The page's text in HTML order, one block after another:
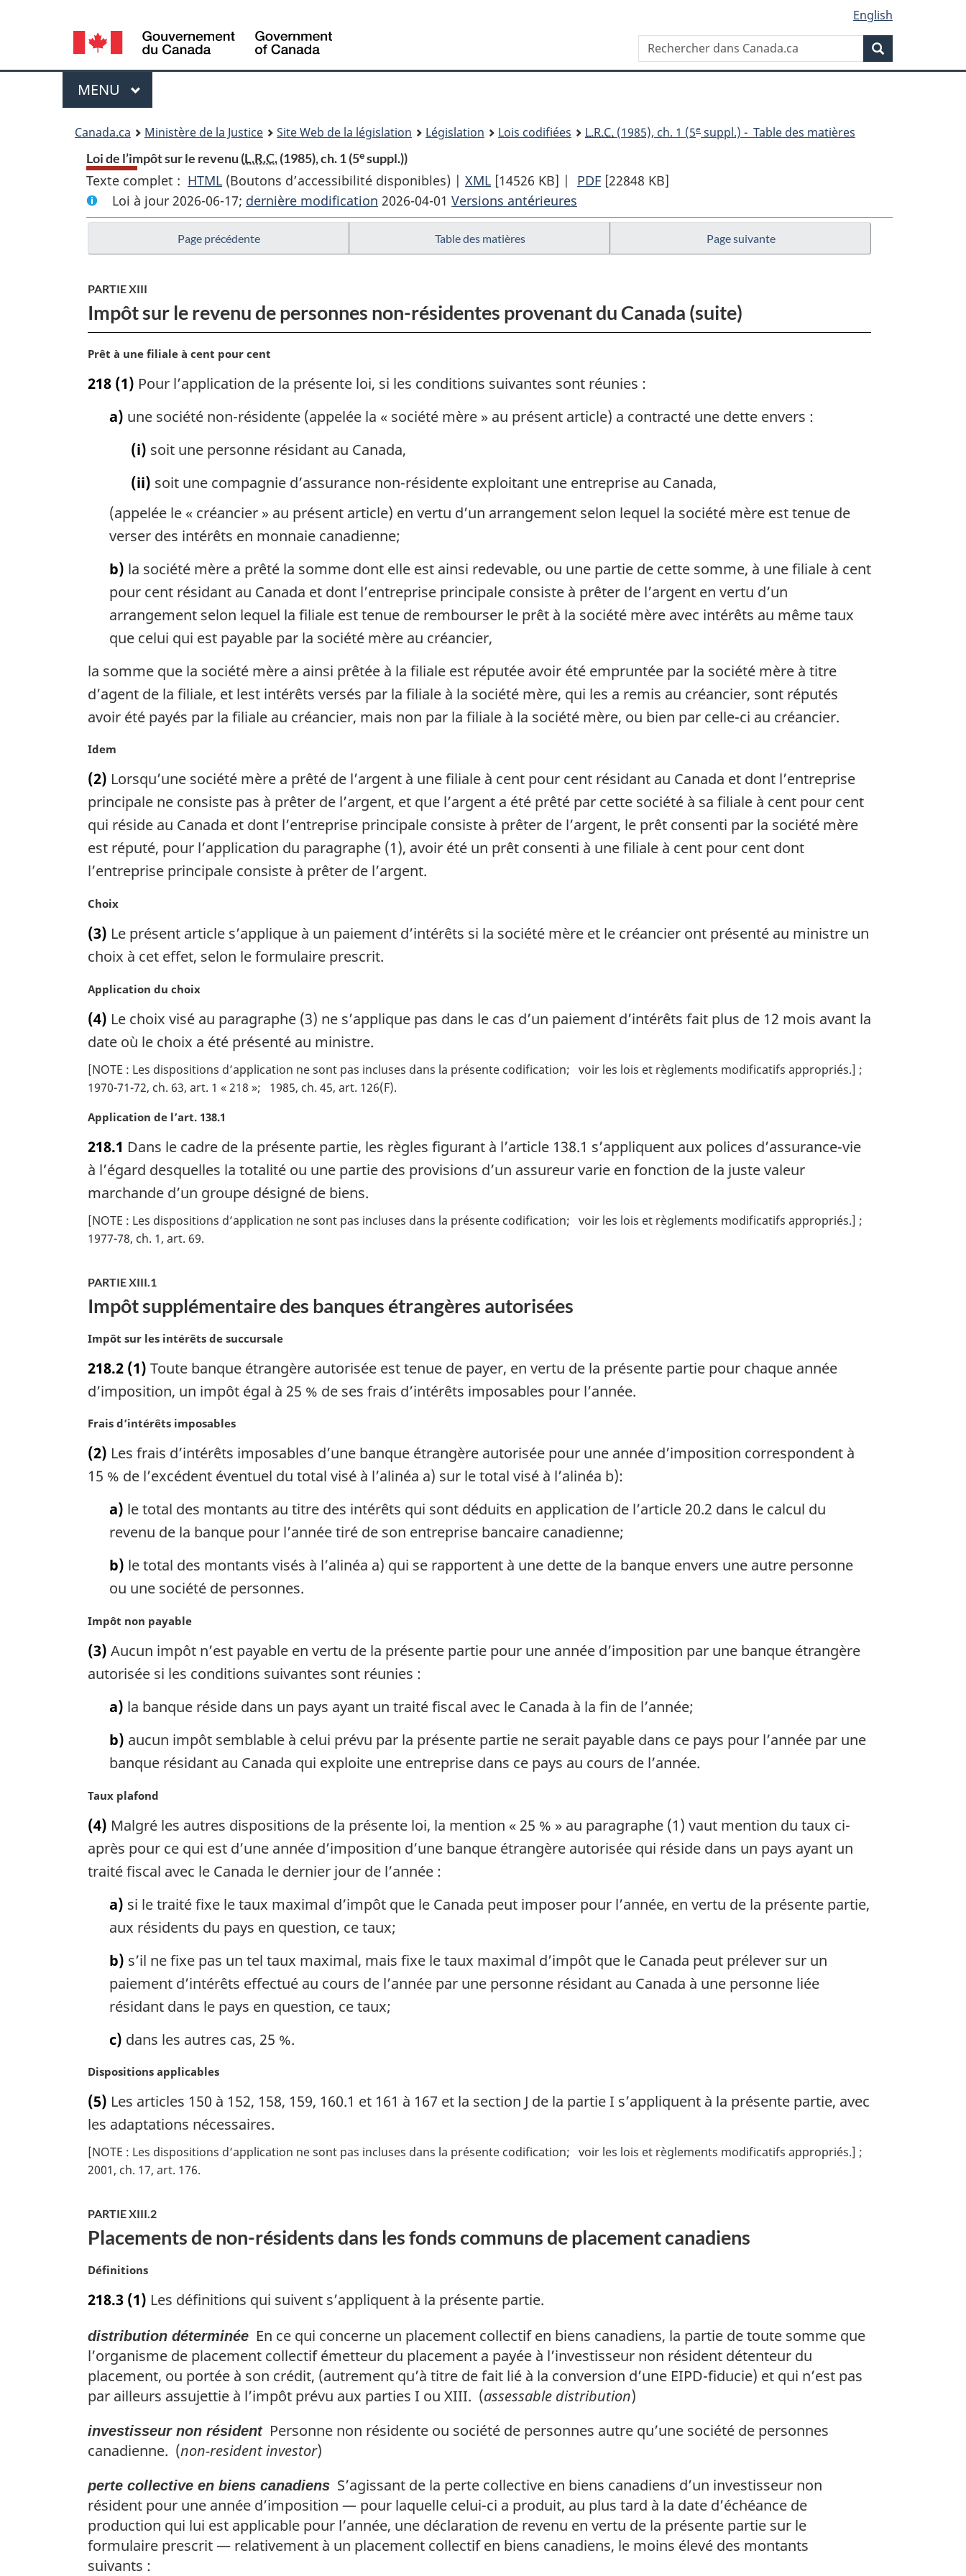
principal
À
site
version
Language
selection
English
Rechercher
dans
Canada.ca
Menu
MENU PRINCIPAL
Canada.ca Ministère de la Justice Site Web de la législation Législation Lois codifiées L.R.C. (1985), ch. 1 (5e suppl.) - Table des matières
Loi de l’impôt sur le revenu (L.R.C.(1985), ch. 1 (5esuppl.))
Texte complet : HTML Texte
complet
:
Loi
le
(Boutons d’accessibilité disponibles) | XML Texte
complet
:
Loi
le
[14526 KB] | PDF Texte
:
sur
le
[22848 KB]
Loi à jour 2026-06-17; dernière modification 2026-04-01 Versions antérieures
Page précédente Table des matières Page suivante
PARTIE XIII
Impôt sur le revenu de personnes non-résidentes provenant du Canada (suite)
N
t
Prêt à une filiale à cent pour cent
218 (1) Pour l’application de la présente loi, si les conditions suivantes sont réunies :
a) une société non-résidente (appelée la « société mère » au présent article) a contracté une dette envers :
(i) soit une personne résidant au Canada,
(ii) soit une compagnie d’assurance non-résidente exploitant une entreprise au Canada,
(appelée le « créancier » au présent article) en vertu d’un arrangement selon lequel la société mère est tenue de
verser des intérêts en monnaie canadienne;
b) la société mère a prêté la somme dont elle est ainsi redevable, ou une partie de cette somme, à une filiale à cent
pour cent résidant au Canada et dont l’entreprise principale consiste à prêter de l’argent en vertu d’un
arrangement selon lequel la filiale est tenue de rembourser le prêt à la société mère avec intérêts au même taux
que celui qui est payable par la société mère au créancier,
la somme que la société mère a ainsi prêtée à la filiale est réputée avoir été empruntée par la société mère à titre
d’agent de la filiale, et lest intérêts versés par la filiale à la société mère, qui les a remis au créancier, sont réputés
avoir été payés par la filiale au créancier, mais non par la filiale à la société mère, ou bien par celle-ci au créancier.
N
t
e
m
a
r
g
n
l
:
Idem
(2) Lorsqu’une société mère a prêté de l’argent à une filiale à cent pour cent résidant au Canada et dont l’entreprise
principale ne consiste pas à prêter de l’argent, et que l’argent a été prêté par cette société à sa filiale à cent pour cent
qui réside au Canada et dont l’entreprise principale consiste à prêter de l’argent, le prêt consenti par la société mère
est réputé, pour l’application du paragraphe (1), avoir été un prêt consenti à une filiale à cent pour cent dont
l’entreprise principale consiste à prêter de l’argent.
N
t
e
a
g
i
a
l
:
Choix
(3) Le présent article s’applique à un paiement d’intérêts si la société mère et le créancier ont présenté au ministre un
choix à cet effet, selon le formulaire prescrit.
N
t
e
a
r
i
a
l
e
Application du choix
(4) Le choix visé au paragraphe (3) ne s’applique pas dans le cas d’un paiement d’intérêts fait plus de 12 mois avant la
date où le choix a été présenté au ministre.
[NOTE : Les dispositions d’application ne sont pas incluses dans la présente codification
voir les lois et règlements modificatifs appropriés.]
1970-71-72, ch. 63, art. 1 « 218 »
1985, ch. 45, art. 126(F)
N
t
e
a
r
g
a
l
e
:
Application de l’art. 138.1
218.1 Dans le cadre de la présente partie, les règles figurant à l’article 138.1 s’appliquent aux polices d’assurance-vie
à l’égard desquelles la totalité ou une partie des provisions d’un assureur varie en fonction de la juste valeur
marchande d’un groupe désigné de biens.
[NOTE : Les dispositions d’application ne sont pas incluses dans la présente codification
voir les lois et règlements modificatifs appropriés.]
1977-78, ch. 1, art. 69
PARTIE XIII.1
Impôt supplémentaire des banques étrangères autorisées
N
t
e
a
g
i
Impôt sur les intérêts de succursale
218.2 (1) Toute banque étrangère autorisée est tenue de payer, en vertu de la présente partie pour chaque année
d’imposition, un impôt égal à 25 % de ses frais d’intérêts imposables pour l’année.
N
t
e
e
Frais d’intérêts imposables
(2) Les frais d’intérêts imposables d’une banque étrangère autorisée pour une année d’imposition correspondent à
15 % de l’excédent éventuel du total visé à l’alinéa a) sur le total visé à l’alinéa b):
a) le total des montants au titre des intérêts qui sont déduits en application de l’article 20.2 dans le calcul du
revenu de la banque pour l’année tiré de son entreprise bancaire canadienne;
b) le total des montants visés à l’alinéa a) qui se rapportent à une dette de la banque envers une autre personne
ou une société de personnes.
N
t
e
l
e
:
Impôt non payable
(3) Aucun impôt n’est payable en vertu de la présente partie pour une année d’imposition par une banque étrangère
autorisée si les conditions suivantes sont réunies :
a) la banque réside dans un pays ayant un traité fiscal avec le Canada à la fin de l’année;
b) aucun impôt semblable à celui prévu par la présente partie ne serait payable dans ce pays pour l’année par une
banque résidant au Canada qui exploite une entreprise dans ce pays au cours de l’année.
N
t
e
m
a
Taux plafond
(4) Malgré les autres dispositions de la présente loi, la mention « 25 % » au paragraphe (1) vaut mention du taux ci-
après pour ce qui est d’une année d’imposition d’une banque étrangère autorisée qui réside dans un pays ayant un
traité fiscal avec le Canada le dernier jour de l’année :
a) si le traité fixe le taux maximal d’impôt que le Canada peut imposer pour l’année, en vertu de la présente partie,
aux résidents du pays en question, ce taux;
b) s’il ne fixe pas un tel taux maximal, mais fixe le taux maximal d’impôt que le Canada peut prélever sur un
paiement d’intérêts effectué au cours de l’année par une personne résidant au Canada à une personne liée
résidant dans le pays en question, ce taux;
c) dans les autres cas, 25 %.
N
t
e
a
r
n
a
e
Dispositions applicables
(5) Les articles 150 à 152, 158, 159, 160.1 et 161 à 167 et la section J de la partie I s’appliquent à la présente partie, avec
les adaptations nécessaires.
[NOTE : Les dispositions d’application ne sont pas incluses dans la présente codification
voir les lois et règlements modificatifs appropriés.]
2001, ch. 17, art. 176
PARTIE XIII.2
Placements de non-résidents dans les fonds communs de placement canadiens
N
t
m
a
g
i
a
l
:
Définitions
218.3 (1) Les définitions qui suivent s’appliquent à la présente partie.
distribution déterminée En ce qui concerne un placement collectif en biens canadiens, la partie de toute somme que
l’organisme de placement collectif émetteur du placement a payée à l’investisseur non résident détenteur du
placement, ou portée à son crédit, (autrement qu’à titre de fait lié à la conversion d’une EIPD-fiducie) et qui n’est pas
par ailleurs assujettie à l’impôt prévu aux parties I ou XIII. (assessable distribution)
investisseur non résidentPersonne non résidente ou société de personnes autre qu’une société de personnes
canadienne. (non-resident investor)
perte collective en biens canadiens S’agissant de la perte collective en biens canadiens d’un investisseur non
résident pour une année d’imposition — pour laquelle celui-ci a produit, au plus tard à la date d’échéance de
production qui lui est applicable pour l’année, une déclaration de revenu en vertu de la présente partie sur le
formulaire prescrit — relativement à un placement collectif en biens canadiens, le moins élevé des montants
suivants :